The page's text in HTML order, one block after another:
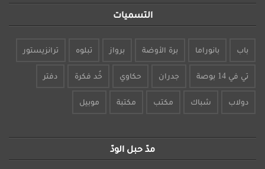
بانوراما برة الأوضة برواز تبلوه ترانزيستور
جدران حكاوي خُد فكرة دفتر
شباك مكتب مكتبة موبيل